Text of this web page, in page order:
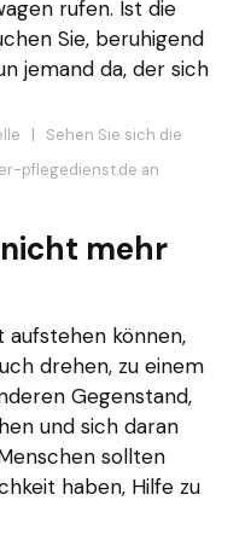
rufen. Ist die
Sie, beruhigend
jemand da, der sich
| Sehen Sie sich die
pflegedienst.de an
mehr
aufstehen können,
drehen, zu einem
Gegenstand,
und sich daran
sollten
haben, Hilfe zu